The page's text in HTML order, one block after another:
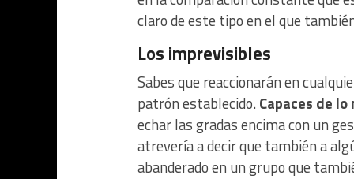
claro de este tipo en el que
Los imprevisibles
Sabes que reaccionarán en
patrón establecido.Capaces de
echar las gradas encima con un
atrevería a decir que también a
abanderado en un grupo que